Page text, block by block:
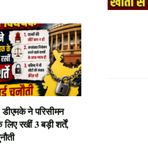
ने परिसीमन
रखीं 3 बड़ी शर्तें,